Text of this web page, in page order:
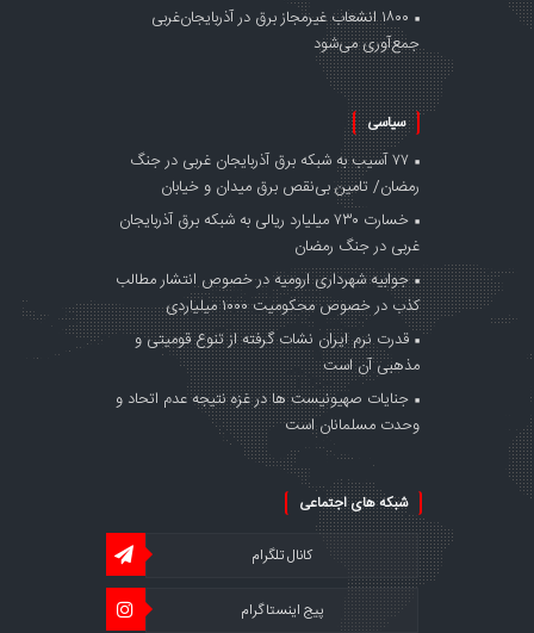
۱۸۰۰ انشعاب غیرمجاز برق در آذربایجان‌غربی
جمع‌آوری می‌شود
سیاسی
۷۷ آسیب به شبکه برق آذربایجان غربی در جنگ‌
رمضان/ تامین بی‌نقص برق میدان و خیابان
خسارت ۷۳۰ میلیارد ریالی به شبکه برق آذربایجان
غربی در جنگ‌ رمضان
جوابیه شهرداری ارومیه در خصوص انتشار مطالب
کذب در خصوص محکومیت ۱۰۰۰ میلیاردی
قدرت نرم ایران نشات گرفته از تنوع قومیتی و
مذهبی آن است
جنایات صهیونیست ها در غزه نتیجه عدم اتحاد و
وحدت مسلمانان است
شبکه های اجتماعی
کانال تلگرام
پیج اینستاگرام